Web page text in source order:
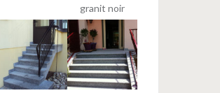
granit noir